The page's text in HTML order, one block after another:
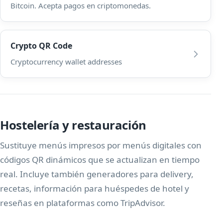
Bitcoin. Acepta pagos en criptomonedas.
Crypto QR Code
Cryptocurrency wallet addresses
Hostelería y restauración
Sustituye menús impresos por menús digitales con
códigos QR dinámicos que se actualizan en tiempo
real. Incluye también generadores para delivery,
recetas, información para huéspedes de hotel y
reseñas en plataformas como TripAdvisor.